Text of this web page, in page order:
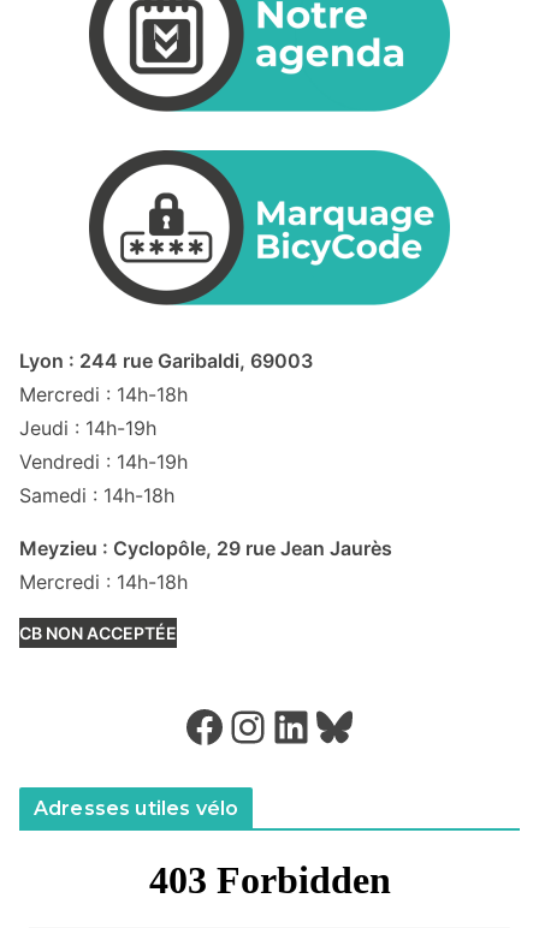
Lyon : 244 rue Garibaldi, 69003
Mercredi : 14h-18h
Jeudi : 14h-19h
Vendredi : 14h-19h
Samedi : 14h-18h
Meyzieu : Cyclopôle, 29 rue Jean Jaurès
Mercredi : 14h-18h
CB NON ACCEPTÉE
Facebook Instagram LinkedIn Bluesky
Adresses utiles vélo